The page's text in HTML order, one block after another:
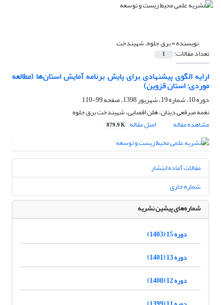
نویسنده =برق جلوه، شهیندخت
تعداد مقالات: 1
ارایه الگوی پیشنهادی برای پایش برنامه آمایش استان‌ها (مطالعه
موردی: استان قزوین)
دوره 10، شماره 19، شهریور 1398، صفحه
99-110
نغمه مبرقعی دینان، هلن اقصایی، شهیندخت برق جلوه
مشاهده مقاله
اصل مقاله 879.9 K
مقالات آماده انتشار
شماره جاری
شماره‌های پیشین نشریه
دوره 15 (1403)
دوره 13 (1401)
دوره 12 (1400)